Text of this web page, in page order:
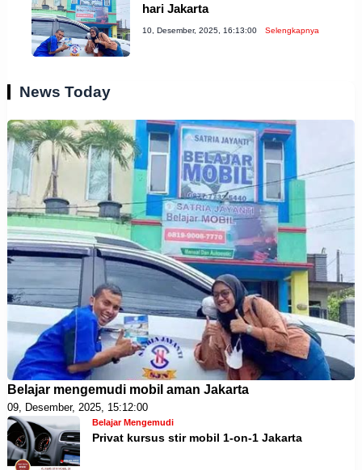
hari Jakarta
10, Desember, 2025, 16:13:00 Selengkapnya
News Today
Belajar mengemudi mobil aman Jakarta
09, Desember, 2025, 15:12:00
Belajar Mengemudi
Privat kursus stir mobil 1-on-1 Jakarta